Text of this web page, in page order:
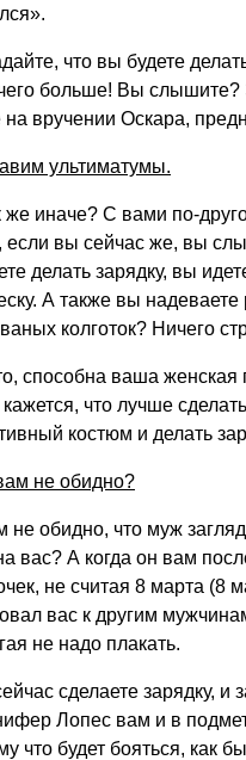
что вы будете
больше! Вы слышите?
вручении Оскара,
ультиматумы.
же иначе? С вами по-
если вы сейчас же, вы
делать зарядку, вы
А также вы
колготок? Ничего
способна ваша
что лучше
костюм и делать
не обидно?
не обидно, что муж
вас? А когда он вам
не считая 8 марта (8
вас к другим
не надо плакать.
сделаете зарядку, и
Лопес вам и в
что будет бояться, как